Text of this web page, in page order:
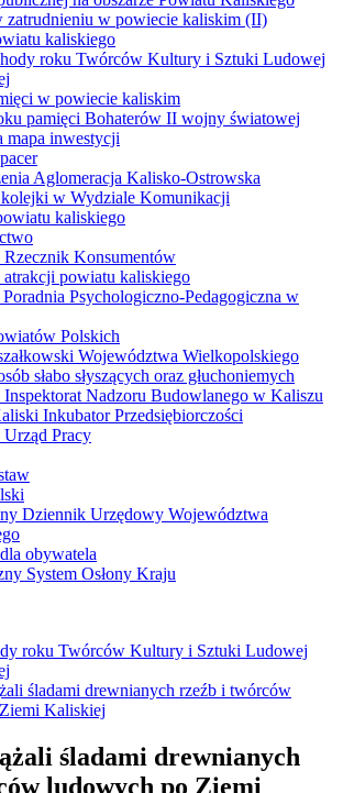
roku Twórców Kultury i Sztuki Ludowej
śladami drewnianych rzeźb i twórców
Kaliskiej
śladami drewnianych
ludowych po Ziemi